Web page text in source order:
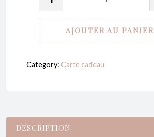
Carte
cadeau
AJOUTER AU PANIER
Category: Carte cadeau
DESCRIPTION